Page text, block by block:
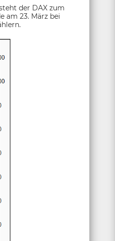
der DAX zum
am 23. März bei